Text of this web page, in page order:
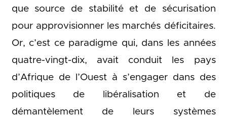
que source de stabilité et de sécurisation
pour approvisionner les marchés déficitaires.
Or, c’est ce paradigme qui, dans les années
quatre-vingt-dix, avait conduit les pays
d’Afrique de l’Ouest à s’engager dans des
politiques de libéralisation et de
démantèlement de leurs systèmes